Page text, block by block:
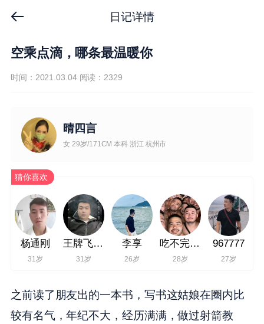
日记详情
空乘点滴，哪条最温暖你
时间：2021.03.04 阅读：2329
晴四言
女 29岁/171CM 本科 浙江 杭州市
猜你喜欢
杨通刚
31岁
王牌飞行员
31岁
李享
26岁
吃不完的鱼
28岁
967777
27岁
之前读了朋友出的一本书，写书这姑娘在圈内比
较有名气，年纪不大，经历满满，做过射箭教